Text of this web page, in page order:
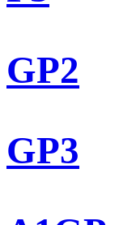
GP2
GP3